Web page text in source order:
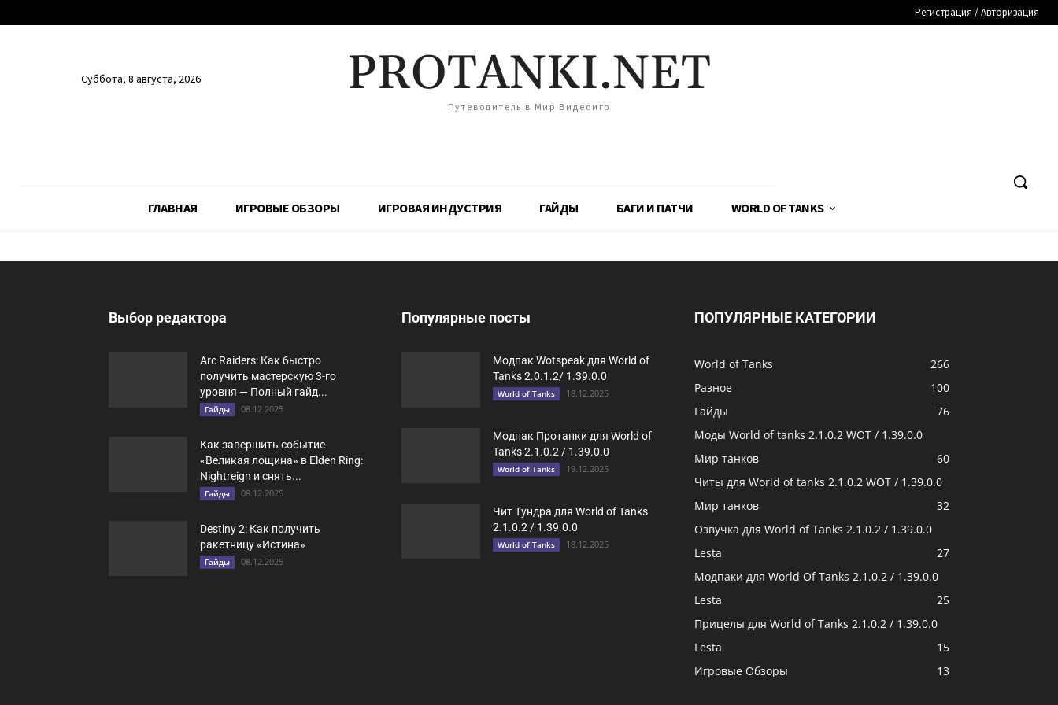
Регистрация / Авторизация
Суббота, 8 августа, 2026 PROTANKI.NET
Путеводитель в Мир Видеоигр
ГЛАВНАЯ ИГРОВЫЕ ОБЗОРЫ ИГРОВАЯ ИНДУСТРИЯ ГАЙДЫ БАГИ И ПАТЧИ WORLD OF TANKS
Выбор редактора
Arc Raiders: Как быстро
получить мастерскую 3-го
уровня — Полный гайд...
Гайды 08.12.2025
Как завершить событие
«Великая лощина» в Elden Ring:
Nightreign и снять...
Гайды 08.12.2025
Destiny 2: Как получить
ракетницу «Истина»
Гайды 08.12.2025
Популярные посты
Модпак Wotspeak для World of
Tanks 2.0.1.2/ 1.39.0.0
World of Tanks 18.12.2025
Модпак Протанки для World of
Tanks 2.1.0.2 / 1.39.0.0
World of Tanks 19.12.2025
Чит Тундра для World of Tanks
2.1.0.2 / 1.39.0.0
World of Tanks 18.12.2025
ПОПУЛЯРНЫЕ КАТЕГОРИИ
World of Tanks
266
Разное
100
Гайды
76
Моды World of tanks 2.1.0.2 WOT / 1.39.0.0
Мир танков
60
Читы для World of tanks 2.1.0.2 WOT / 1.39.0.0
Мир танков
32
Озвучка для World of Tanks 2.1.0.2 / 1.39.0.0
Lesta
27
Модпаки для World Of Tanks 2.1.0.2 / 1.39.0.0
Lesta
25
Прицелы для World of Tanks 2.1.0.2 / 1.39.0.0
Lesta
15
Игровые Обзоры
13